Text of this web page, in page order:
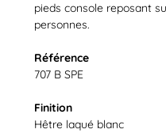
pieds console reposant
personnes.
Référence
707 B SPE
Finition
Hêtre laqué blanc